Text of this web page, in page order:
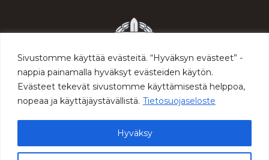
Sivustomme käyttää evästeitä. “Hyväksyn evästeet” -
nappia painamalla hyväksyt evästeiden käytön.
Evästeet tekevät sivustomme käyttämisestä helppoa,
nopeaa ja käyttäjäystävällistä. Tietosuojaseloste
Hyväksy
© 2026 Sodan ja rauhan keskus Muisti